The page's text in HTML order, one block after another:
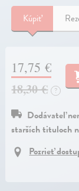
Kúpiť
17,75 €
18,30 €
?
Dodávateľ
starších tituloch
Pozrieť